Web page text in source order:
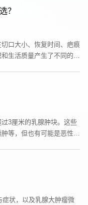
消长变化，冬季养生重在
昼短夜长，阳消阴长，合
？
口大小、恢复时间、疤痕
生活质量产生了不同的影
微创手术：切口通常较
小。微创手术借助先进的
3厘米的乳腺肿块。这些
等，但也有可能是恶性
的美观度。2.恶化风险：
风险，可能威胁患者的生
状，以及乳腺大肿瘤微